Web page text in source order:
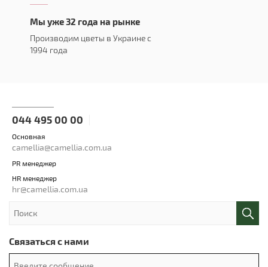
Мы уже 32 года на рынке
Производим цветы в Украине с
1994 года
044 495 00 00
Основная
camellia@camellia.com.ua
PR менеджер
HR менеджер
hr@camellia.com.ua
Связаться с нами